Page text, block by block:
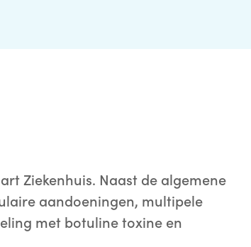
Ziekenhuis. Naast de algemene
aandoeningen, multipele
met botuline toxine en